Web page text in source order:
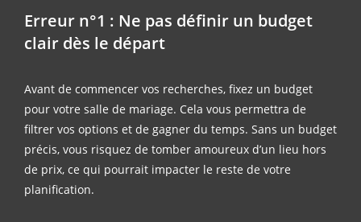
Erreur n°1 : Ne pas définir un budget
clair dès le départ
Avant de commencer vos recherches, fixez un budget
pour votre salle de mariage. Cela vous permettra de
filtrer vos options et de gagner du temps. Sans un budget
précis, vous risquez de tomber amoureux d’un lieu hors
de prix, ce qui pourrait impacter le reste de votre
planification.